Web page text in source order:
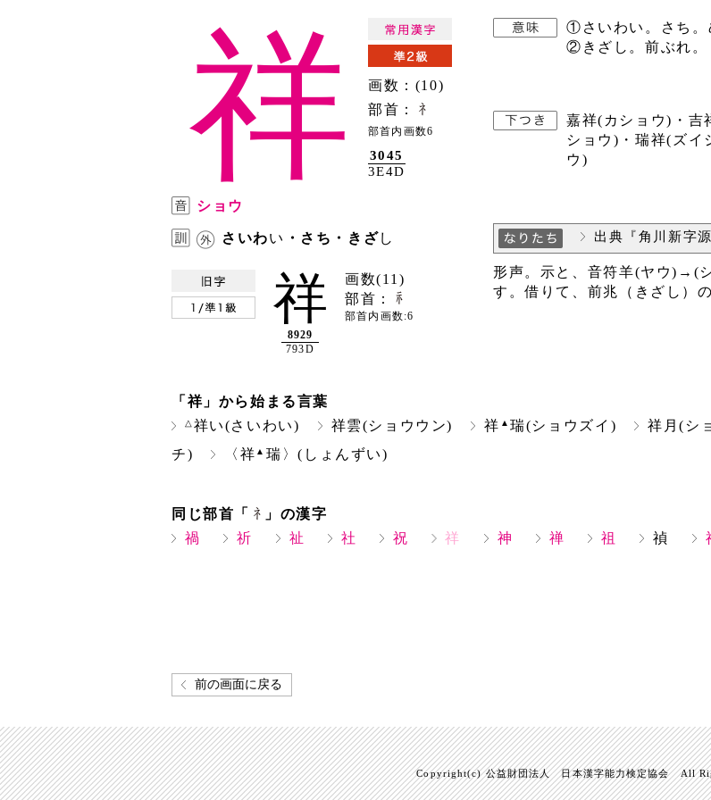
祥
画数：(10)
部首：
部首内画数6
3045
3E4D
ショウ
さいわい ・さち・きざし
祥
8929
793D
画数(11)
部首：
部首内画数:6
①さいわい。さち。
②きざし。前ぶれ。
嘉祥(カショウ)・吉
ショウ)・瑞祥(ズイ
ウ)
出典『角川新字
形声。示と、音符羊(ヤウ)→(
す。借りて、前兆（きざし）
「祥」から始まる言葉
△ 祥い(さいわい) 祥雲(ショウウン) 祥 ▲瑞(ショウズイ) 祥月(シ
チ)
〈祥 ▲瑞〉(しょんずい)
同じ部首「
」の漢字
禍
祈 祉 社 祝 祥 神 禅 祖 禎
前の画面に戻る
Copyright(c) 公益財団法人 日本漢字能力検定協会 All